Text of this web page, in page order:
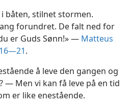
i båten, stilnet stormen.
forundret. De falt ned for
er Guds Sønn!» — Matteus
.
å leve den gangen og
— Men vi kan få leve på en tid
er like enestående.